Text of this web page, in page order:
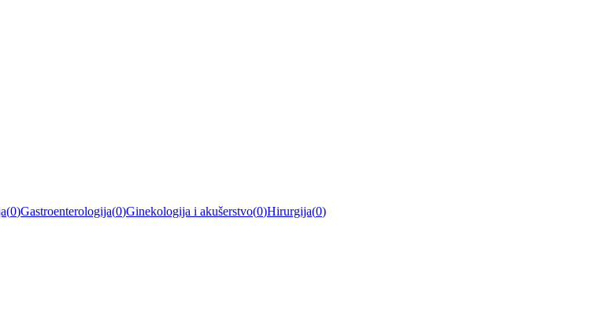
(0)Gastroenterologija(0)Ginekologija i akušerstvo(0)Hirurgija(0)